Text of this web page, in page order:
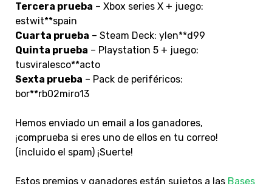
Tercera prueba – Xbox series X + juego:
estwit**spain
Cuarta prueba – Steam Deck: ylen**d99
Quinta prueba – Playstation 5 + juego:
tusviralesco**acto
Sexta prueba – Pack de periféricos:
bor**rb02miro13
Hemos enviado un email a los ganadores,
¡comprueba si eres uno de ellos en tu correo!
(incluido el spam) ¡Suerte!
Estos premios y ganadores están sujetos a las Bases